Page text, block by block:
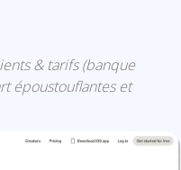
& tarifs (banque
époustouflantes et